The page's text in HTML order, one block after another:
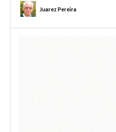
Juarez Pereira